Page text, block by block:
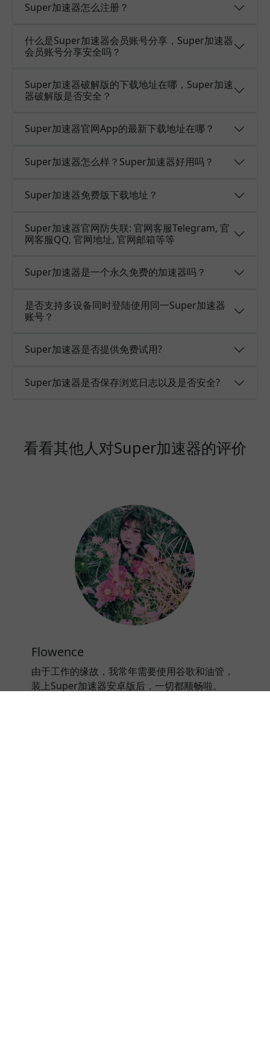
Super加速器怎么注册？
什么是Super加速器会员账号分享，Super加速器
会员账号分享安全吗？
Super加速器破解版的下载地址在哪，Super加速
器破解版是否安全？
Super加速器官网App的最新下载地址在哪？
Super加速器怎么样？Super加速器好用吗？
Super加速器免费版下载地址？
Super加速器官网防失联: 官网客服Telegram, 官
网客服QQ, 官网地址, 官网邮箱等等
Super加速器是一个永久免费的加速器吗？
是否支持多设备同时登陆使用同一Super加速器
账号？
Super加速器是否提供免费试用?
Super加速器是否保存浏览日志以及是否安全?
看看其他人对Super加速器的评价
Flowence
由于工作的缘故，我常年需要使用谷歌和油管，
装上Super加速器安卓版后，一切都顺畅啦。